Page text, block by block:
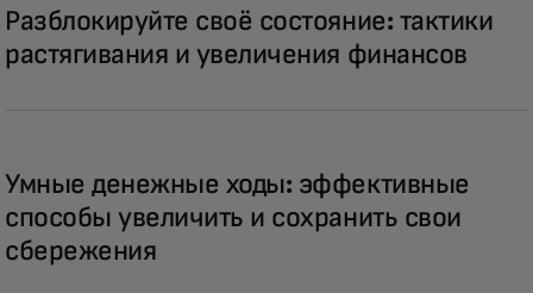
Разблокируйте своё состояние: тактики
растягивания и увеличения финансов
Умные денежные ходы: эффективные
способы увеличить и сохранить свои
сбережения